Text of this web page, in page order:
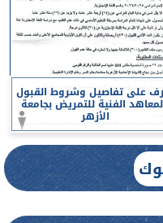
على تفاصيل وشروط القبول
الفنية للتمريض بجامعة
الأزهر